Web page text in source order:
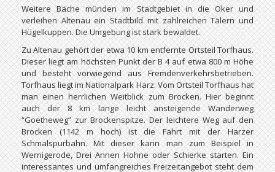
Weitere Bäche münden im Stadtgebiet in die Oker und
verleihen Altenau ein Stadtbild mit zahlreichen Tälern und
Hügelkuppen. Die Umgebung ist stark bewaldet.
Zu Altenau gehört der etwa 10 km entfernte Ortsteil Torfhaus.
Dieser liegt am höchsten Punkt der B 4 auf etwa 800 m Höhe
und besteht vorwiegend aus Fremdenverkehrsbetrieben.
Torfhaus liegt im Nationalpark Harz. Vom Ortsteil Torfhaus hat
man einen herrlichen Weitblick zum Brocken. Hier beginnt
auch der 8 km lange leicht ansteigende Wanderweg
“Goetheweg” zur Brockenspitze. Der leichtere Weg auf den
Brocken (1142 m hoch) ist die Fahrt mit der Harzer
Schmalspurbahn. Mit dieser kann man zum Beispiel in
Wernigerode, Drei Annen Hohne oder Schierke starten. Ein
interessantes und umfangreiches Freizeitangebot steht dem